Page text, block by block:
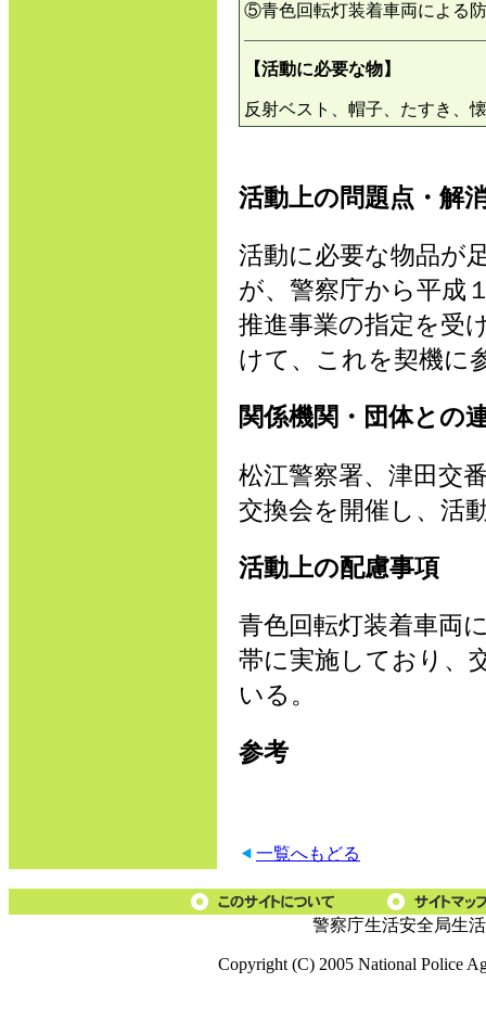
⑤青色回転灯装着車両による
【活動に必要な物】
反射ベスト、帽子、たすき、
活動上の問題点・解
活動に必要な物品が
が、警察庁から平成
推進事業の指定を受
けて、これを契機に
関係機関・団体との
松江警察署、津田交
交換会を開催し、活
活動上の配慮事項
青色回転灯装着車両
帯に実施しており、
いる。
参考
一覧へもどる
警察庁生活安全局生
Copyright (C) 2005 National Police